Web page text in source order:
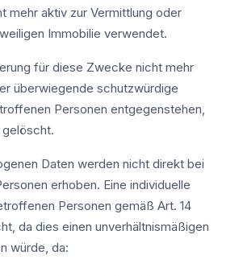
mehr aktiv zur Vermittlung oder
Immobilie verwendet.
für diese Zwecke nicht mehr
überwiegende schutzwürdige
Personen entgegenstehen,
Daten werden nicht direkt bei
erhoben. Eine individuelle
Personen gemäß Art. 14
da dies einen unverhältnismäßigen
würde, da: